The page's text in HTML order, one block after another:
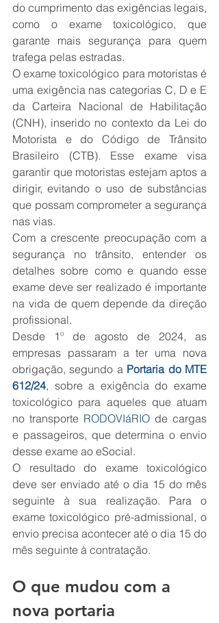
do cumprimento das exigências legais,
como o exame toxicológico, que
garante mais segurança para quem
trafega pelas estradas.
O exame toxicológico para motoristas é
uma exigência nas categorias C, D e E
da Carteira Nacional de Habilitação
(CNH), inserido no contexto da Lei do
Motorista e do Código de Trânsito
Brasileiro (CTB). Esse exame visa
garantir que motoristas estejam aptos a
dirigir, evitando o uso de substâncias
que possam comprometer a segurança
nas vias.
Com a crescente preocupação com a
segurança no trânsito, entender os
detalhes sobre como e quando esse
exame deve ser realizado é importante
na vida de quem depende da direção
profissional.
Desde 1º de agosto de 2024, as
empresas passaram a ter uma nova
obrigação, segundo a Portaria do MTE
612/24, sobre a exigência do exame
toxicológico para aqueles que atuam
no transporte RODOVIáRIO de cargas
e passageiros, que determina o envio
desse exame ao eSocial.
O resultado do exame toxicológico
deve ser enviado até o dia 15 do mês
seguinte à sua realização. Para o
exame toxicológico pré-admissional, o
envio precisa acontecer até o dia 15 do
mês seguinte à contratação.
O que mudou com a
nova portaria